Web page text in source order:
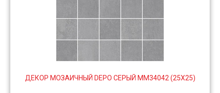
ДЕКОР МОЗАИЧНЫЙ DEPO СЕРЫЙ MM34042 (25Х25)